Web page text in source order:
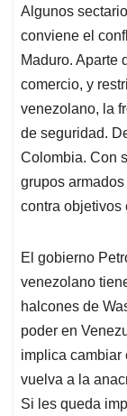
Algunos
conviene el
Maduro. Aparte
comercio, y
venezolano, la
de seguridad.
Colombia. Con
grupos
contra objetivos
El gobierno
venezolano
halcones de
poder en
implica cambiar
vuelva a la
Si les queda